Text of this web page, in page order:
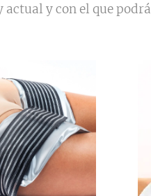
actual y con el que